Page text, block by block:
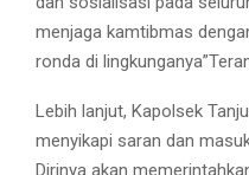
menjaga kamtibmas
ronda di
Lebih lanjut, Kapolsek
menyikapi saran dan
Dirinya akan